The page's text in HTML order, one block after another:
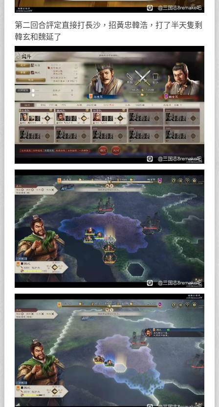
第二回合評定直接打長沙，招黃忠韓浩，打了半天隻剩
韓玄和魏延了